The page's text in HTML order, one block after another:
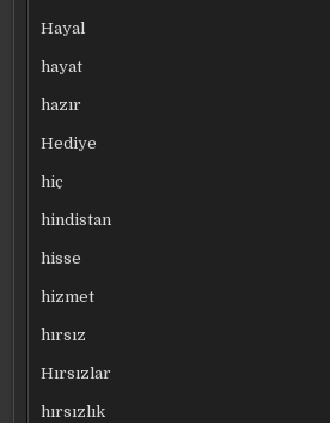
Hayal
hayat
hazır
Hediye
hiç
hindistan
hisse
hizmet
hırsız
Hırsızlar
hırsızlık